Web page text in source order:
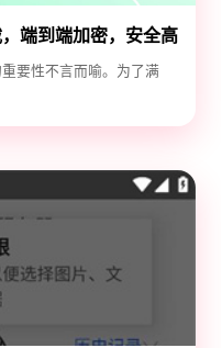
端到端加密，安全高
要性不言而喻。为了满